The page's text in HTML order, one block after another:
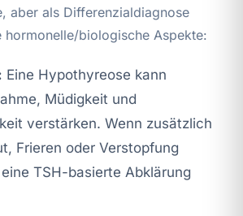
aber als Differenzialdiagnose
hormonelle/biologische Aspekte:
Eine Hypothyreose kann
Müdigkeit und
verstärken. Wenn zusätzlich
Frieren oder Verstopfung
TSH-basierte Abklärung